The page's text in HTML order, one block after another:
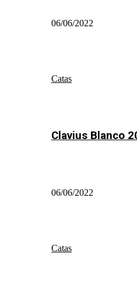
06/06/2022
Catas
Clavius Blanco
06/06/2022
Catas